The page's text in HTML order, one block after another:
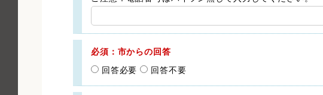
必須：市からの回答
回答必要
回答不要